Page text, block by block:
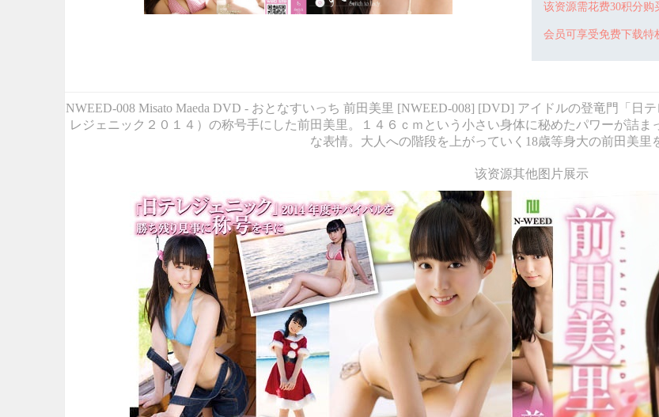
该资源需花费30积分购
会员可享受免费下载特
NWEED-008 Misato Maeda DVD - おとなすいっち 前田美里 [NWEED-008] [DVD] アイドルの登竜門「日
レジェニック２０１４）の称号手にした前田美里。１４６ｃｍという小さい身体に秘めたパワーが詰
な表情。大人への階段を上がっていく18歳等身大の前田美里
该资源其他图片展示